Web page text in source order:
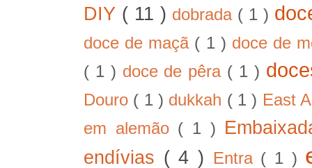
DIY ( 11 ) dobrada ( 1 )
doce de maçã ( 1 ) doce de
( 1 ) doce de pêra ( 1 )
Douro ( 1 ) dukkah ( 1 ) East
em alemão ( 1 )
endívias ( 4 ) Entra ( 1 )